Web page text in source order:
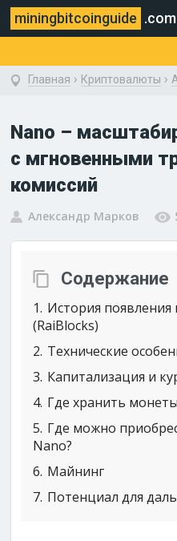
miningbitcoinguide .com
Главная › Криптовалюты ›
Nano –
с мгновенными
комиссий
Александр Марков
Содержание
1 История появления
(RaiBlocks)
2 Технические
3 Капитализация и
4 Где хранить
5 Где можно
Nano?
6 Майнинг
7 Потенциал для